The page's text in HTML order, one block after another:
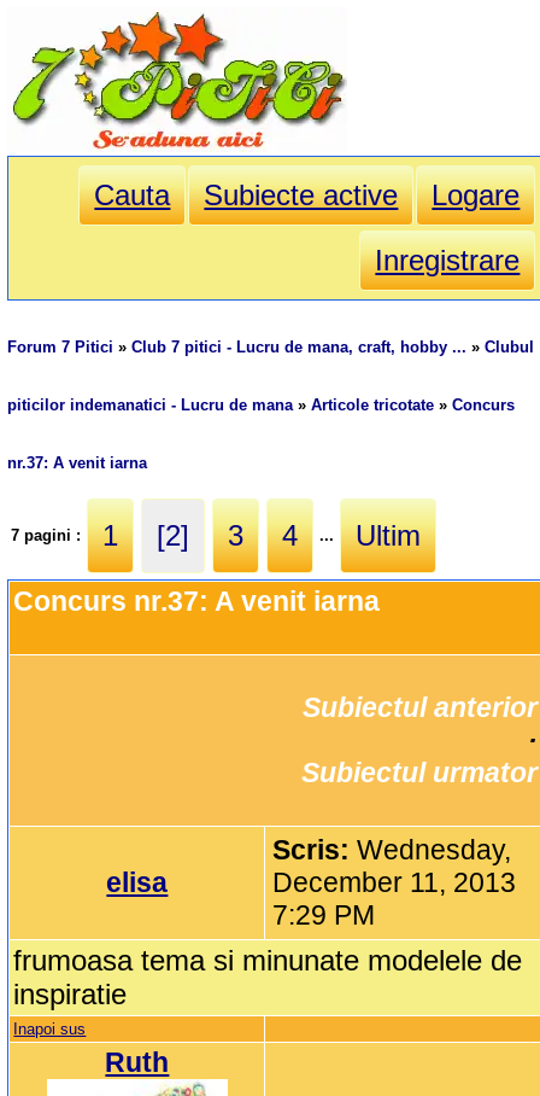
Cauta Subiecte active
Logare
Inregistrare
Forum 7 Pitici »Club 7 pitici - Lucru de mana, craft, hobby ... »Clubul
piticilor indemanatici - Lucru de mana»Articole tricotate »Concurs
nr.37: A venit iarna
7 pagini : 1 [2] 3 4 ... Ultim
Concurs nr.37: A venit iarna
Subiectul anterior
Subiectul urmator
elisa
Scris:Wednesday,
December 11, 2013
7:29 PM
frumoasa tema si minunate modelele de
inspiratie
Inapoi sus
Ruth